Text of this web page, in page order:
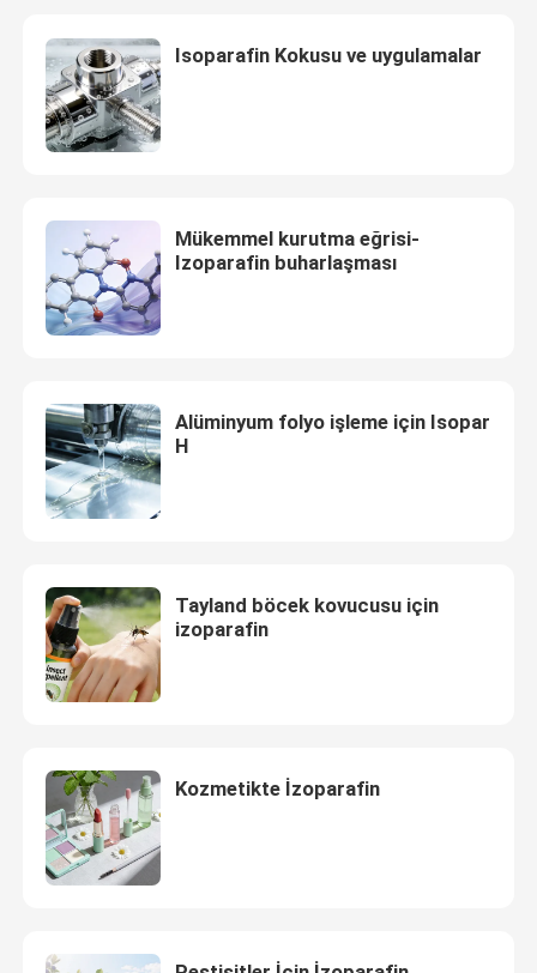
Isoparafin Kokusu ve uygulamalar
Mükemmel kurutma eğrisi-
Izoparafin buharlaşması
Alüminyum folyo işleme için Isopar
H
Tayland böcek kovucusu için
izoparafin
Kozmetikte İzoparafin